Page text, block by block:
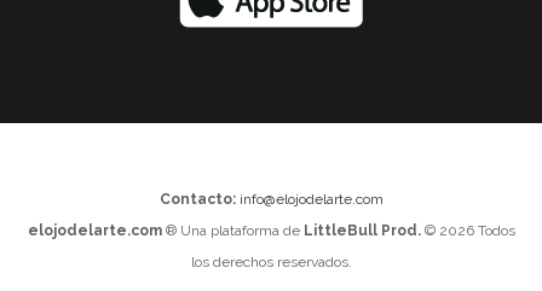
Contacto: info@elojodelarte.com
elojodelarte.com® Una plataforma de LittleBull Prod.© 2026 Todos
los derechos reservados.